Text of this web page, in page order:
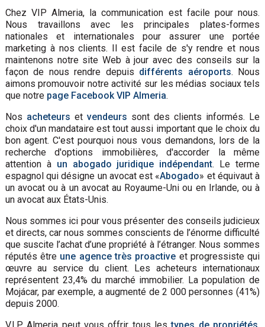
Chez VIP Almeria, la communication est facile pour nous.
Nous travaillons avec les principales plates-formes
nationales et internationales pour assurer une portée
marketing à nos clients. Il est facile de s'y rendre et nous
maintenons notre site Web à jour avec des conseils sur la
façon de nous rendre depuis différents aéroports. Nous
aimons promouvoir notre activité sur les médias sociaux tels
que notre page Facebook VIP Almeria.
Nos acheteurs et vendeurs sont des clients informés. Le
choix d'un mandataire est tout aussi important que le choix du
bon agent. C'est pourquoi nous vous demandons, lors de la
recherche d'options immobilières, d'accorder la même
attention à un abogado juridique indépendant. Le terme
espagnol qui désigne un avocat est «Abogado» et équivaut à
un avocat ou à un avocat au Royaume-Uni ou en Irlande, ou à
un avocat aux États-Unis.
Nous sommes ici pour vous présenter des conseils judicieux
et directs, car nous sommes conscients de l’énorme difficulté
que suscite l’achat d’une propriété à l’étranger. Nous sommes
réputés être une agence très proactive et progressiste qui
œuvre au service du client. Les acheteurs internationaux
représentent 23,4% du marché immobilier. La population de
Mojácar, par exemple, a augmenté de 2 000 personnes (41%)
depuis 2000.
V.I.P Almeria peut vous offrir tous lestypes de propriétés